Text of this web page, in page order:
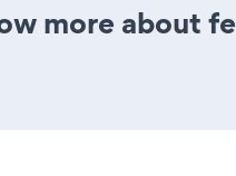
more about